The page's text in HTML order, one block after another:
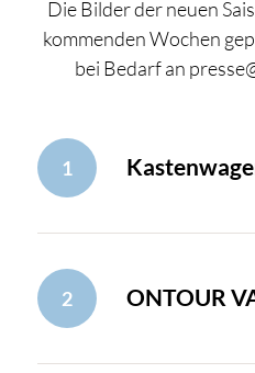
Die Bilder der neuen
kommenden Wochen
bei Bedarf an
1
2 ONTOUR